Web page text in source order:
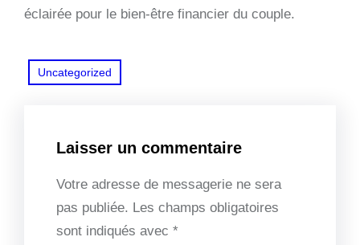
éclairée pour le bien-être financier du couple.
Uncategorized
Laisser un commentaire
Votre adresse de messagerie ne sera
pas publiée. Les champs obligatoires
sont indiqués avec *